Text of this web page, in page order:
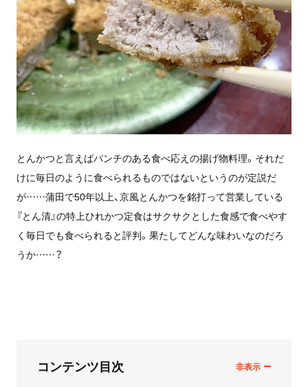
とんかつと言えばパンチのある食べ応えの揚げ物料理。それだ
けに毎日のように食べられるものではないというのが定説だ
が……蒲田で50年以上、京風とんかつを銘打って営業している
『とん清』の特上ひれかつ定食はサクサクとした食感で食べやす
く毎日でも食べられると評判。果たしてどんな味わいなのだろ
うか……？
コンテンツ目次